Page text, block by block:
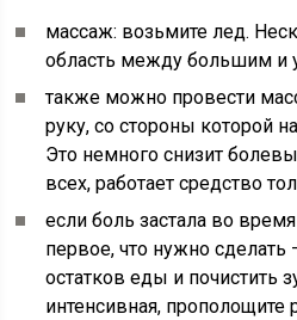
массаж: возьмите лед.
область между большим и
также можно провести
руку, со стороны которой
Это немного снизит
всех, работает средство
если боль застала во
первое, что нужно сделать
остатков еды и почистить
интенсивная, прополощите